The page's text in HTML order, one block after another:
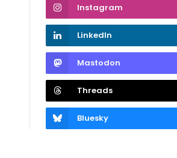
Instagram
LinkedIn
Mastodon
Threads
Bluesky